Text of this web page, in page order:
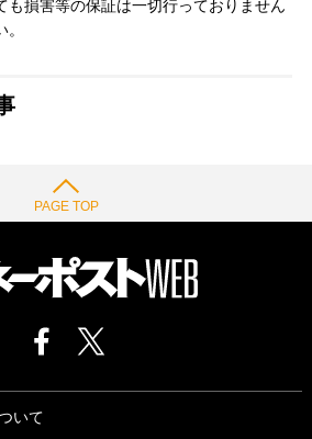
も損害等の保証は一切行っておりません
PAGE TOP
いて